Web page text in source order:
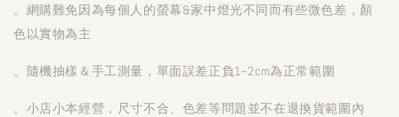
。網購難免因為每個人的螢幕&家中燈光不同而有些微色差，顏
色以實物為主
。隨機抽樣＆手工測量，單面誤差正負1~2cm為正常範圍
。小店小本經營，尺寸不合、色差等問題並不在退換貨範圍內